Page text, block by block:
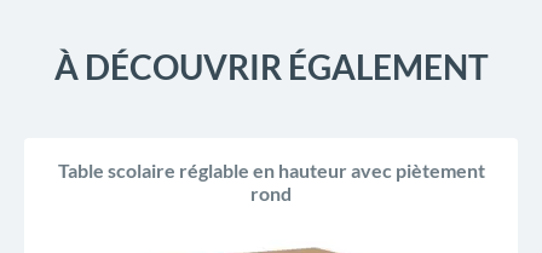
À DÉCOUVRIR ÉGALEMENT
Table scolaire réglable en hauteur avec piètement
rond